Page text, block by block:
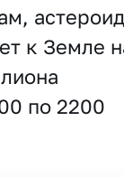
астероид
к Земле
по 2200